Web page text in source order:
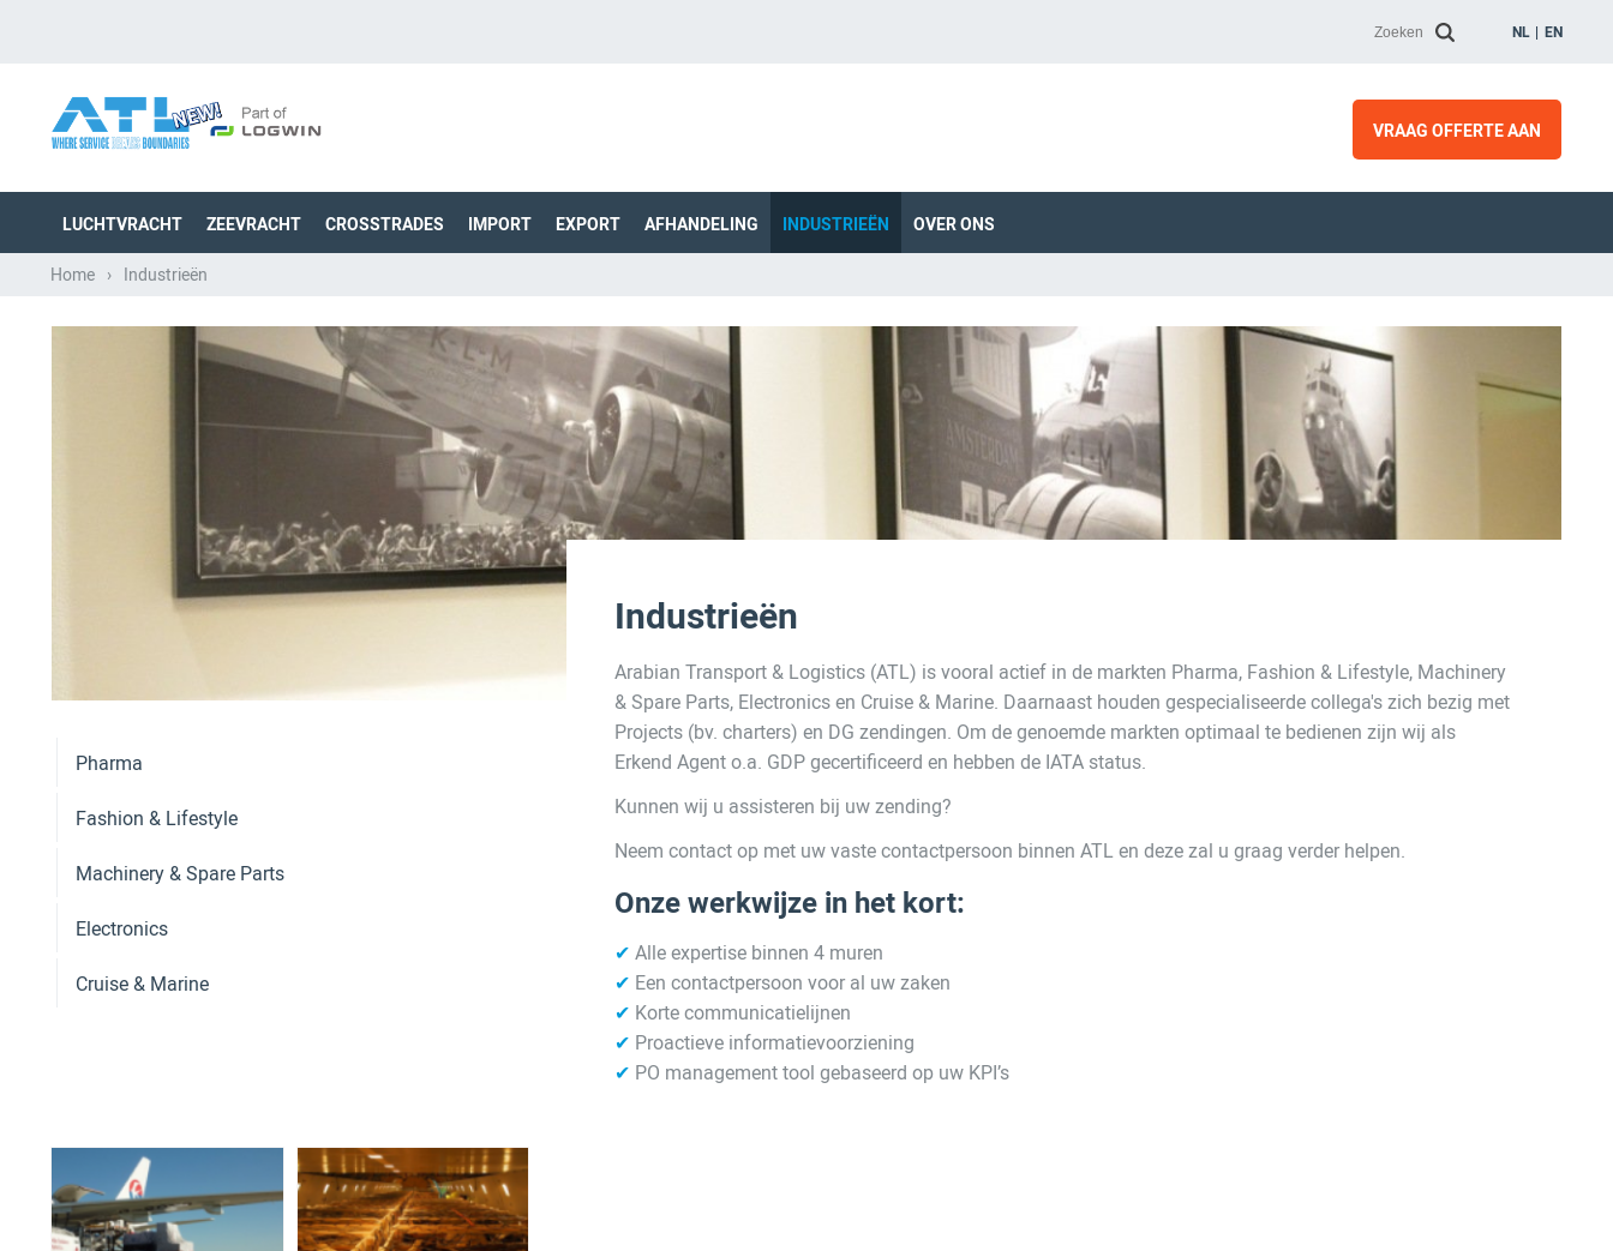
NL EN
VRAAG OFFERTE AAN
LUCHTVRACHT ZEEVRACHT CROSSTRADES IMPORT EXPORT AFHANDELING INDUSTRIEËN OVER ONS
Home › Industrieën
Pharma
Fashion & Lifestyle
Machinery & Spare Parts
Electronics
Cruise & Marine
Industrieën
Arabian Transport & Logistics (ATL) is vooral actief in de markten Pharma, Fashion & Lifestyle, Machinery
& Spare Parts, Electronics en Cruise & Marine. Daarnaast houden gespecialiseerde collega's zich bezig met
Projects (bv. charters) en DG zendingen. Om de genoemde markten optimaal te bedienen zijn wij als
Erkend Agent o.a. GDP gecertificeerd en hebben de IATA status.
Kunnen wij u assisteren bij uw zending?
Neem contact op met uw vaste contactpersoon binnen ATL en deze zal u graag verder helpen.
Onze werkwijze in het kort:
✔ Alle expertise binnen 4 muren
✔ Een contactpersoon voor al uw zaken
✔ Korte communicatielijnen
✔ Proactieve informatievoorziening
✔ PO management tool gebaseerd op uw KPI’s